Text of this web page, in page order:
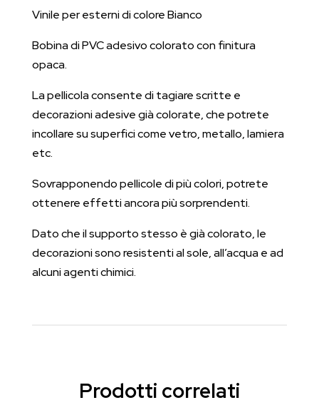
Vinile per esterni di colore Bianco
Bobina di PVC adesivo colorato con finitura
opaca.
La pellicola consente di tagiare scritte e
decorazioni adesive già colorate, che potrete
incollare su superfici come vetro, metallo, lamiera
etc.
Sovrapponendo pellicole di più colori, potrete
ottenere effetti ancora più sorprendenti.
Dato che il supporto stesso è già colorato, le
decorazioni sono resistenti al sole, all’acqua e ad
alcuni agenti chimici.
Prodotti correlati